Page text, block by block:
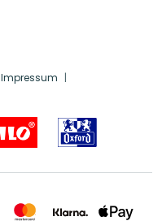
Impressum